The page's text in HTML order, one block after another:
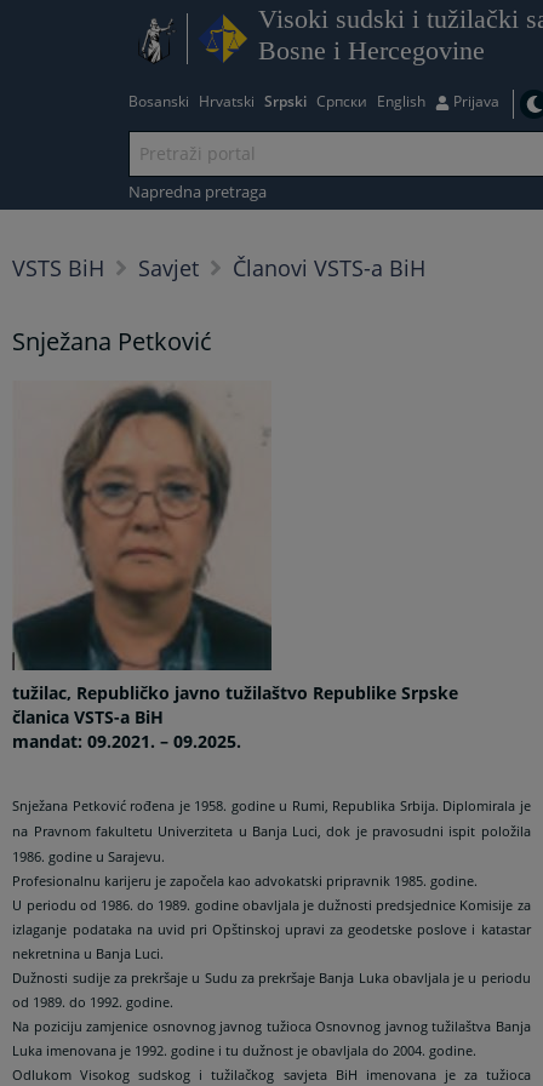
Visoki sudski i tužilački
Bosne i Hercegovine
Bosanski Hrvatski Srpski Српски English Prijava
Napredna pretraga
VSTS BiH Savjet Članovi VSTS-a BiH
Snježana Petković
tužilac, Republičko javno tužilaštvo Republike Srpske
članica VSTS-a BiH
mandat: 09.2021. – 09.2025.
Snježana Petković rođena je 1958. godine u Rumi, Republika Srbija. Diplomirala je
na Pravnom fakultetu Univerziteta u Banja Luci, dok je pravosudni ispit položila
1986. godine u Sarajevu.
Profesionalnu karijeru je započela kao advokatski pripravnik 1985. godine.
U periodu od 1986. do 1989. godine obavljala je dužnosti predsjednice Komisije za
izlaganje podataka na uvid pri Opštinskoj upravi za geodetske poslove i katastar
nekretnina u Banja Luci.
Dužnosti sudije za prekršaje u Sudu za prekršaje Banja Luka obavljala je u periodu
od 1989. do 1992. godine.
Na poziciju zamjenice osnovnog javnog tužioca Osnovnog javnog tužilaštva Banja
Luka imenovana je 1992. godine i tu dužnost je obavljala do 2004. godine.
Odlukom Visokog sudskog i tužilačkog savjeta BiH imenovana je za tužioca